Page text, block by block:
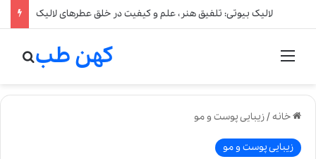
لالیک بیوتی: تلفیق هنر، علم و کیفیت در خلق عطرهای لالیک
منو کهن طب
خانه/زیبایی پوست و مو
زیبایی پوست و مو